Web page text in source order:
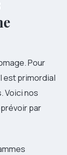
Pour
est primordial
Voici nos
par